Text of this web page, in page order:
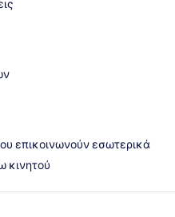
επικοινωνούν εσωτερικά
κινητού